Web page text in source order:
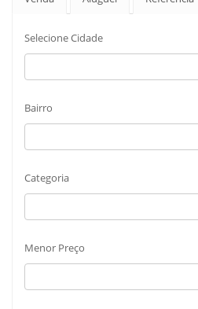
Selecione Cidade
Bairro
Categoria
Menor Preço